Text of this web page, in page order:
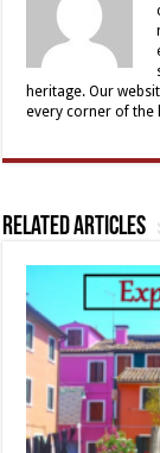
heritage. Our
every corner of the
Related Articles